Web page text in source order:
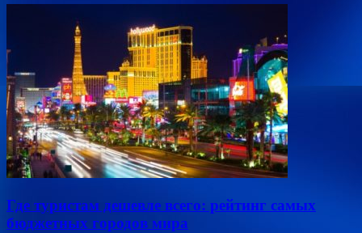
Где туристам дешевле всего: рейтинг самых
бюджетных городов мира